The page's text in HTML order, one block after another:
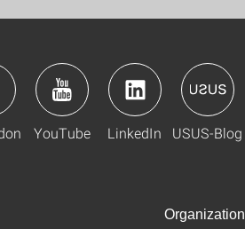
YouTube LinkedIn USUS-Blog
Organization